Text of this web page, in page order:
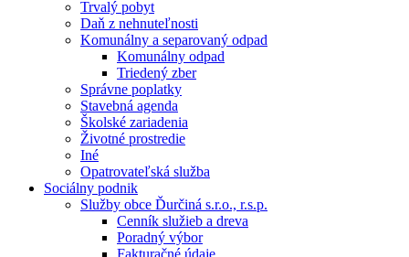
Trvalý pobyt
Daň z nehnuteľnosti
Komunálny a separovaný odpad
Komunálny odpad
Triedený zber
Správne poplatky
Stavebná agenda
Školské zariadenia
Životné prostredie
Iné
Opatrovateľská služba
Sociálny podnik
Služby obce Ďurčiná s.r.o., r.s.p.
Cenník služieb a dreva
Poradný výbor
Fakturačné údaje